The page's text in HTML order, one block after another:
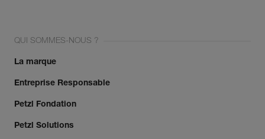
QUI SOMMES-NOUS ?
La marque
Entreprise Responsable
Petzl Fondation
Petzl Solutions